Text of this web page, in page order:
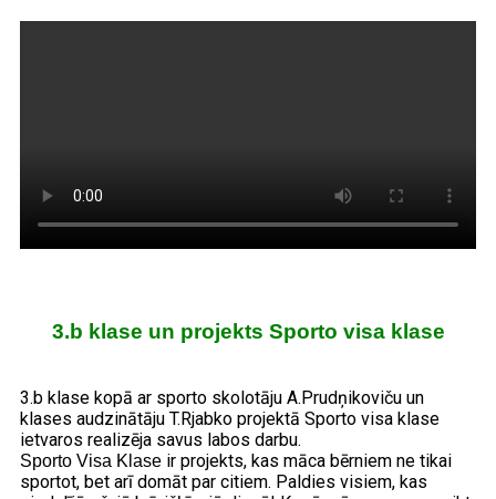
3.b klase un projekts Sporto visa klase
3.b klase kopā ar sporto skolotāju A.Prudņikoviču un
klases audzinātāju T.Rjabko projektā Sporto visa klase
ietvaros realizēja savus labos darbu.
Sporto Visa Klase ir projekts, kas māca bērniem ne tikai
sportot, bet arī domāt par citiem. Paldies visiem, kas